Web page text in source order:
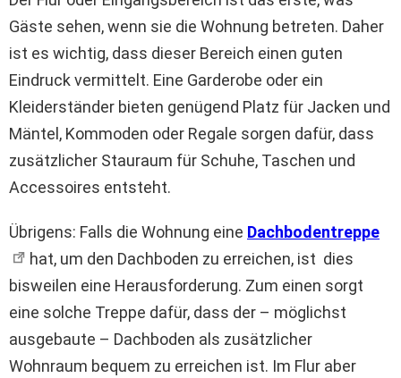
Gäste sehen, wenn sie die Wohnung betreten. Daher
ist es wichtig, dass dieser Bereich einen guten
Eindruck vermittelt. Eine Garderobe oder ein
Kleiderständer bieten genügend Platz für Jacken und
Mäntel, Kommoden oder Regale sorgen dafür, dass
zusätzlicher Stauraum für Schuhe, Taschen und
Accessoires entsteht.
Übrigens: Falls die Wohnung eine Dachbodentreppe
hat, um den Dachboden zu erreichen, ist dies
bisweilen eine Herausforderung. Zum einen sorgt
eine solche Treppe dafür, dass der – möglichst
ausgebaute – Dachboden als zusätzlicher
Wohnraum bequem zu erreichen ist. Im Flur aber